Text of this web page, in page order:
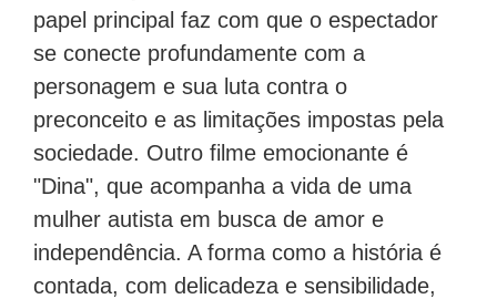
papel principal faz com que o espectador
se conecte profundamente com a
personagem e sua luta contra o
preconceito e as limitações impostas pela
sociedade. Outro filme emocionante é
"Dina", que acompanha a vida de uma
mulher autista em busca de amor e
independência. A forma como a história é
contada, com delicadeza e sensibilidade,